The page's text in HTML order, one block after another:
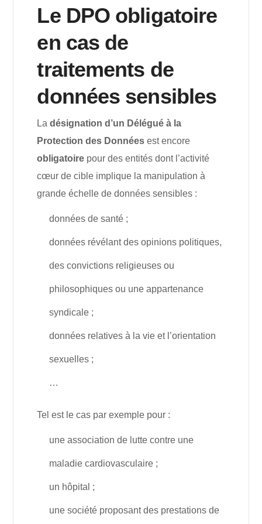
Le DPO obligatoire
en cas de
traitements de
données sensibles
Ladésignation d’un Délégué à la
Protection des Données est encore
obligatoire pour des entités dont l’activité
cœur de cible implique la manipulation à
grande échelle de données sensibles :
données de santé ;
données révélant des opinions politiques,
des convictions religieuses ou
philosophiques ou une appartenance
syndicale ;
données relatives à la vie et l’orientation
sexuelles ;
…
Tel est le cas par exemple pour :
une association de lutte contre une
maladie cardiovasculaire ;
un hôpital ;
une société proposant des prestations de